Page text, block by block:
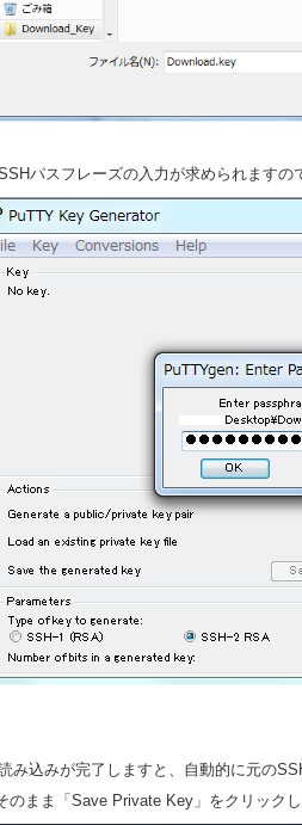
パスフレーズの入力が求められますの
み込みが完了しますと、自動的に元の
まま「Save Private Key」をクリックし